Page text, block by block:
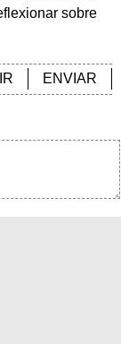
sobre
ENVIAR